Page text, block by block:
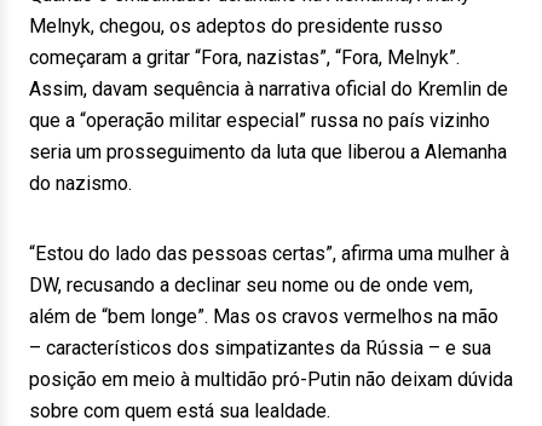
Melnyk, chegou, os adeptos do presidente russo
começaram a gritar “Fora, nazistas”, “Fora, Melnyk”.
Assim, davam sequência à narrativa oficial do Kremlin de
que a “operação militar especial” russa no país vizinho
seria um prosseguimento da luta que liberou a Alemanha
do nazismo.
“Estou do lado das pessoas certas”, afirma uma mulher à
DW, recusando a declinar seu nome ou de onde vem,
além de “bem longe”. Mas os cravos vermelhos na mão
– característicos dos simpatizantes da Rússia – e sua
posição em meio à multidão pró-Putin não deixam dúvida
sobre com quem está sua lealdade.